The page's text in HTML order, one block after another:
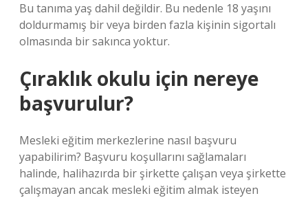
Bu tanıma yaş dahil değildir. Bu nedenle 18 yaşını
doldurmamış bir veya birden fazla kişinin sigortalı
olmasında bir sakınca yoktur.
Çıraklık okulu için nereye
başvurulur?
Mesleki eğitim merkezlerine nasıl başvuru
yapabilirim? Başvuru koşullarını sağlamaları
halinde, halihazırda bir şirkette çalışan veya şirkette
çalışmayan ancak mesleki eğitim almak isteyen